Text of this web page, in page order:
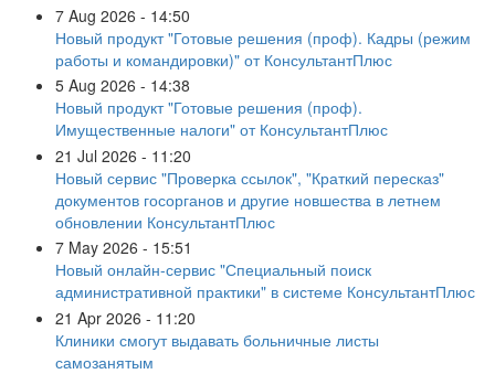
7 Aug 2026 - 14:50
Новый продукт "Готовые решения (проф). Кадры (режим
работы и командировки)" от КонсультантПлюс
5 Aug 2026 - 14:38
Новый продукт "Готовые решения (проф).
Имущественные налоги" от КонсультантПлюс
21 Jul 2026 - 11:20
Новый сервис "Проверка ссылок", "Краткий пересказ"
документов госорганов и другие новшества в летнем
обновлении КонсультантПлюс
7 May 2026 - 15:51
Новый онлайн-сервис "Специальный поиск
административной практики" в системе КонсультантПлюс
21 Apr 2026 - 11:20
Клиники смогут выдавать больничные листы
самозанятым